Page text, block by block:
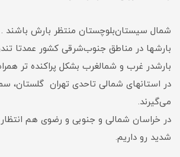
شمال سیستان‌بلوچستان منتظر بارش باشند .
بارشها در مناطق جنوب‌شرقی کشور عمدتا
بارشدر غرب و شمالغرب بشکل پراکنده تر
در استانهای شمالی تاحدی تهران گلستان،
می‌گیرند.
در خراسان شمالی و جنوبی و رضوی هم انتظار
شدید رو داریم.